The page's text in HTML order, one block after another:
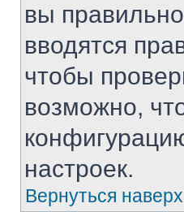
вы
вводятся
чтобы
возможно,
настроек.
Вернуться наверх